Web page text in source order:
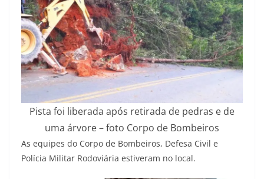
Pista foi liberada após retirada de pedras e de
uma árvore – foto Corpo de Bombeiros
As equipes do Corpo de Bombeiros, Defesa Civil e
Polícia Militar Rodoviária estiveram no local.